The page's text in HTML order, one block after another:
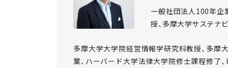
一般社団法人100年企
授、多摩大学サステナ
多摩大学大学院経営情報学研究科教授、多摩
業、ハーバード大学法律大学院修士課程修